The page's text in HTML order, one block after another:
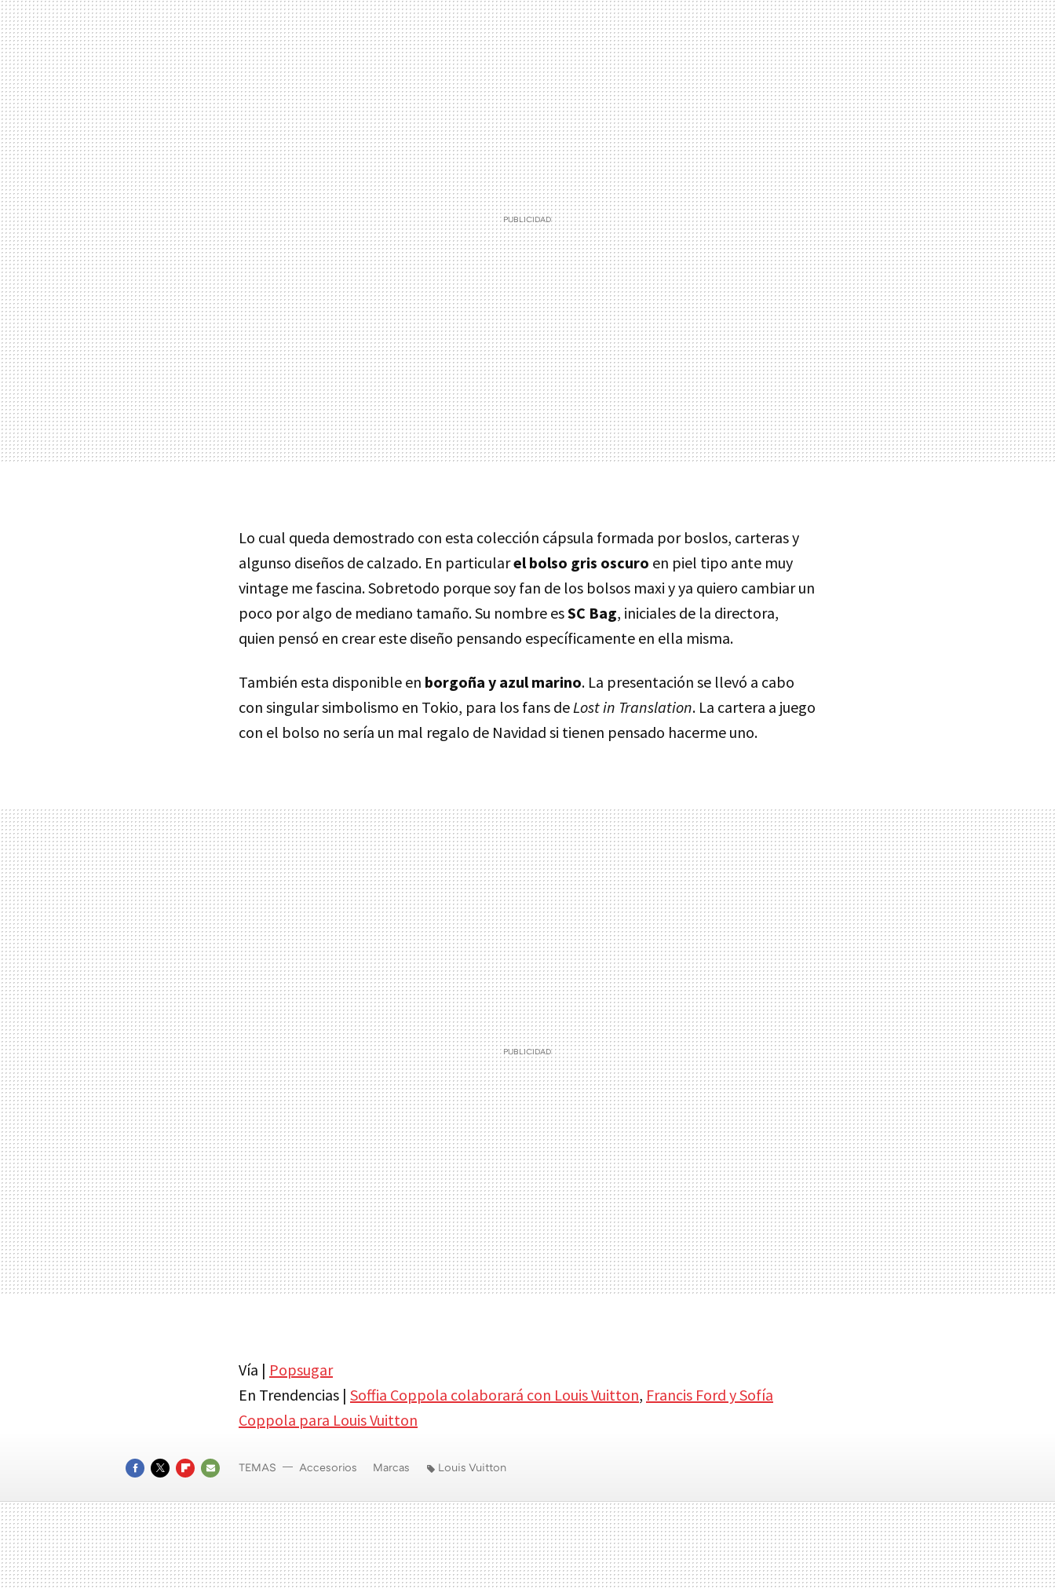
Lo cual queda demostrado con esta colección cápsula formada por boslos, carteras y
algunso diseños de calzado. En particularel bolso gris oscuro en piel tipo ante muy
vintage me fascina. Sobretodo porque soy fan de los bolsos maxi y ya quiero cambiar un
poco por algo de mediano tamaño. Su nombre esSC Bag, iniciales de la directora,
quien pensó en crear este diseño pensando específicamente en ella misma.
También esta disponible en borgoña y azul marino. La presentación se llevó a cabo
con singular simbolismo en Tokio, para los fans deLost in Translation. La cartera a juego
con el bolso no sería un mal regalo de Navidad si tienen pensado hacerme uno.
Vía | Popsugar
En Trendencias | Soffia Coppola colaborará con Louis Vuitton, Francis Ford y Sofía
Coppola para Louis Vuitton
MAIL
TEMAS Accesorios Marcas Louis Vuitton